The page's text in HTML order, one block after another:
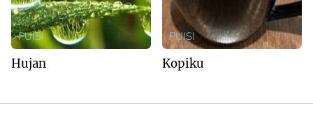
PUISI
Hujan
PUISI
Kopiku